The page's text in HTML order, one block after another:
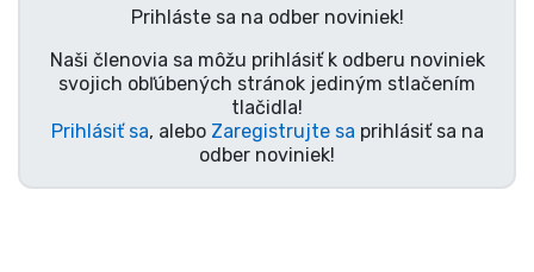
Prihláste sa na odber noviniek!
Naši členovia sa môžu prihlásiť k odberu noviniek
svojich obľúbených stránok jediným stlačením
tlačidla!
Prihlásiť sa, alebo Zaregistrujte sa prihlásiť sa na
odber noviniek!
Typy výrobkov
Značky